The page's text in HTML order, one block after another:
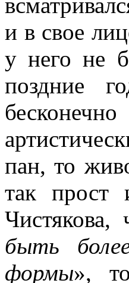
и в свое
у него не
поздние
пан, то
так прост
быть
формы»,